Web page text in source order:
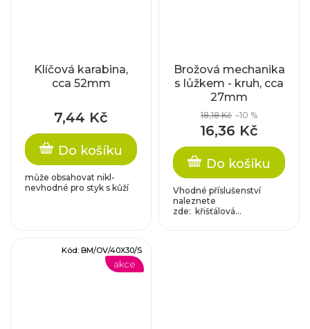
Klíčová karabina,
cca 52mm
7,44 Kč
Do košíku
může obsahovat nikl-
nevhodné pro styk s kůží
Brožová mechanika
s lůžkem - kruh, cca
27mm
18,18 Kč –10 %
16,36 Kč
Do košíku
Vhodné příslušenství
naleznete
zde: křišťálová...
akce
Kód: BM/OV/40X30/S